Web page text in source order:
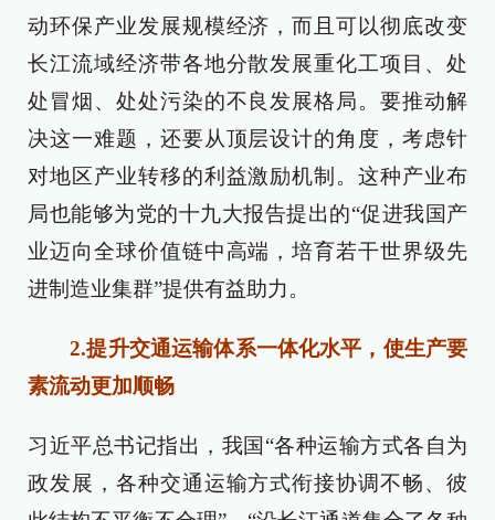
动环保产业发展规模经济，而且可以彻底改变
长江流域经济带各地分散发展重化工项目、处
处冒烟、处处污染的不良发展格局。要推动解
决这一难题，还要从顶层设计的角度，考虑针
对地区产业转移的利益激励机制。这种产业布
局也能够为党的十九大报告提出的“促进我国产
业迈向全球价值链中高端，培育若干世界级先
进制造业集群”提供有益助力。
2.提升交通运输体系一体化水平，使生产要
素流动更加顺畅
习近平总书记指出，我国“各种运输方式各自为
政发展，各种交通运输方式衔接协调不畅、彼